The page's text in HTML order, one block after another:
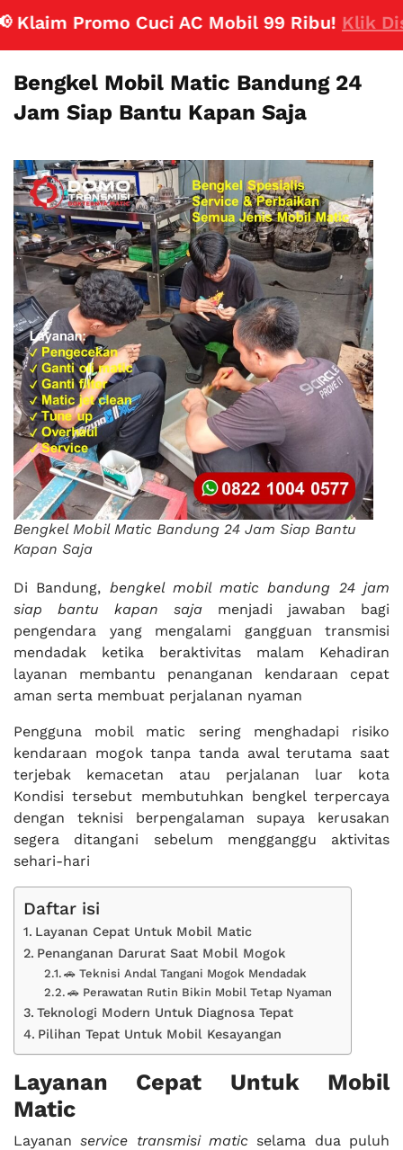
Promo Cuci AC Mobil 99 Ribu!Klik Disini
Bengkel Mobil Matic Bandung 24
Jam Siap Bantu Kapan Saja
Bengkel Mobil Matic Bandung 24 Jam Siap Bantu
Kapan Saja
Di Bandung, bengkel mobil matic bandung 24 jam
siap bantu kapan saja menjadi jawaban bagi
pengendara yang mengalami gangguan transmisi
mendadak ketika beraktivitas malam Kehadiran
layanan membantu penanganan kendaraan cepat
aman serta membuat perjalanan nyaman
Pengguna mobil matic sering menghadapi risiko
kendaraan mogok tanpa tanda awal terutama saat
terjebak kemacetan atau perjalanan luar kota
Kondisi tersebut membutuhkan bengkel terpercaya
dengan teknisi berpengalaman supaya kerusakan
segera ditangani sebelum mengganggu aktivitas
sehari-hari
Daftar isi
Layanan Cepat Untuk Mobil Matic
Penanganan Darurat Saat Mobil Mogok
🚗 Teknisi Andal Tangani Mogok Mendadak
🚗 Perawatan Rutin Bikin Mobil Tetap Nyaman
Teknologi Modern Untuk Diagnosa Tepat
Pilihan Tepat Untuk Mobil Kesayangan
Layanan Cepat Untuk Mobil
Matic
Layananservice transmisi matic selama dua puluh